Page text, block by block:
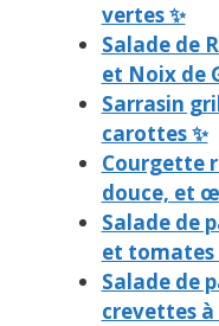
vertes ✨
Salade de
et Noix de
Sarrasin
carottes ✨
Courgette
douce, et
Salade de
et tomates
Salade de
crevettes